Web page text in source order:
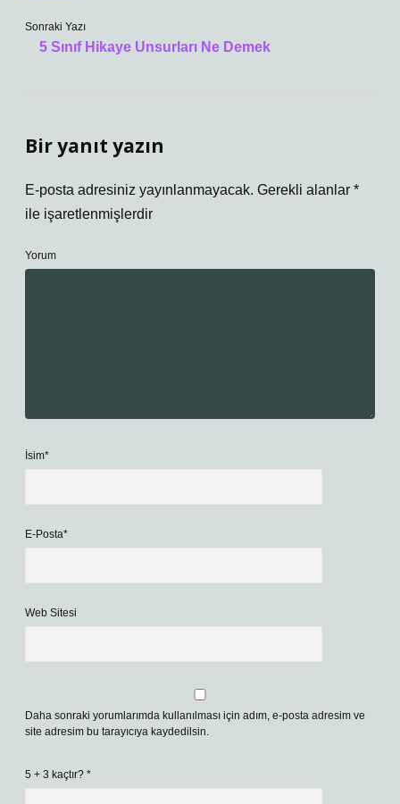
Sonraki Yazı
5 Sınıf Hikaye Unsurları Ne Demek
Bir yanıt yazın
E-posta adresiniz yayınlanmayacak. Gerekli alanlar *
ile işaretlenmişlerdir
Yorum
İsim*
E-Posta*
Web Sitesi
Daha sonraki yorumlarımda kullanılması için adım, e-posta adresim ve
site adresim bu tarayıcıya kaydedilsin.
5 + 3 kaçtır? *